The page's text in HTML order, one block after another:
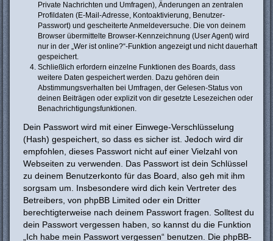
Private Nachrichten und Umfragen), Änderungen an zentralen
Profildaten (E-Mail-Adresse, Kontoaktivierung, Benutzer-
Passwort) und gescheiterte Anmeldeversuche. Die von deinem
Browser übermittelte Browser-Kennzeichnung (User Agent) wird
nur in der „Wer ist online?“-Funktion angezeigt und nicht dauerhaft
gespeichert.
Schließlich erfordern einzelne Funktionen des Boards, dass
weitere Daten gespeichert werden. Dazu gehören dein
Abstimmungsverhalten bei Umfragen, der Gelesen-Status von
deinen Beiträgen oder explizit von dir gesetzte Lesezeichen oder
Benachrichtigungsfunktionen.
Dein Passwort wird mit einer Einwege-Verschlüsselung
(Hash) gespeichert, so dass es sicher ist. Jedoch wird dir
empfohlen, dieses Passwort nicht auf einer Vielzahl von
Webseiten zu verwenden. Das Passwort ist dein Schlüssel
zu deinem Benutzerkonto für das Board, also geh mit ihm
sorgsam um. Insbesondere wird dich kein Vertreter des
Betreibers, von phpBB Limited oder ein Dritter
berechtigterweise nach deinem Passwort fragen. Solltest du
dein Passwort vergessen haben, so kannst du die Funktion
„Ich habe mein Passwort vergessen“ benutzen. Die phpBB-